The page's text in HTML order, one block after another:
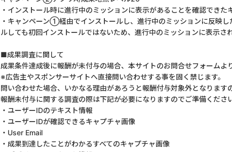
・インストール時に進行中のミッションに表示があることを確認できた
・キャンペーン①経由でインストールし、進行中のミッションに反映
ルしても初回インストールではないため、進行中のミッションに表示さ
■成果調査に関して
成果条件達成後に報酬が未付与の場合、本サイトのお問合せフォームよ
※広告主やスポンサーサイトへ直接問い合わせする事を固く禁じます。
問い合わせた場合、いかなる理由があろうと報酬付与対象外となります
報酬未付与に関する調査の際は下記が必要になりますのでご準備ください
・ユーザーIDのテキスト情報
・ユーザーIDが確認できるキャプチャ画像
・User Email
・成果到達したことがわかるすべてのキャプチャ画像